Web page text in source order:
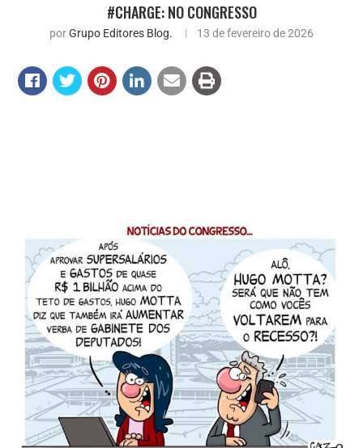
#CHARGE: NO CONGRESSO
porGrupo Editores Blog. 13 de fevereiro de 2026